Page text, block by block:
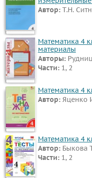
Автор: Т.Н.
Математика 4
материалы
Авторы:
Части: 1, 2
Математика 4
Автор: Яценко
Математика 4
Автор: Быкова
Части: 1, 2